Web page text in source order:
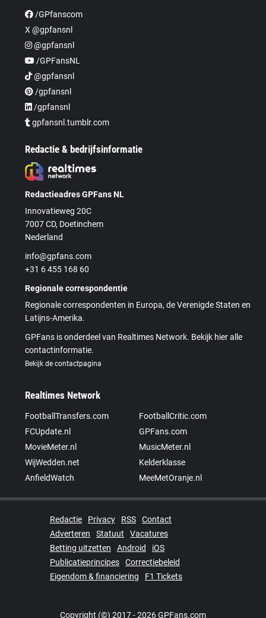
/GPfanscom
X @gpfansnl
@gpfansnl
/GPFansNL
@gpfansnl
/gpfansnl
/gpfansnl
gpfansnl.tumblr.com
Redactie & bedrijfsinformatie
Redactieadres GPFans NL
Innovatieweg 20C
7007 CD, Doetinchem
Nederland
info@gpfans.com
+31 6 455 168 60
Regionale correspondentie
Regionale correspondenten in Europa, de Verenigde Staten en
Latijns-Amerika.
GPFans is onderdeel van Realtimes Network. Bekijk hier alle
contactinformatie.
Bekijk de contactpagina
Realtimes Network
FootballTransfers.com
FootballCritic.com
FCUpdate.nl
GPFans.com
MovieMeter.nl
MusicMeter.nl
WijWedden.net
Kelderklasse
AnfieldWatch
MeeMetOranje.nl
Redactie Privacy RSS
Contact
Adverteren
Statuut
Vacatures
Betting uitzetten
Android
iOS
Publicatieprincipes
Correctiebeleid
Eigendom & financiering
F1 Tickets
Copyright (©) 2017 - 2026 GPFans.com